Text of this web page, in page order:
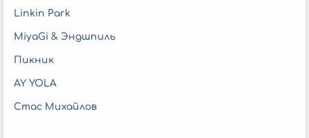
Linkin Park
MiyaGi & Эндшпиль
Пикник
AY YOLA
Стас Михайлов